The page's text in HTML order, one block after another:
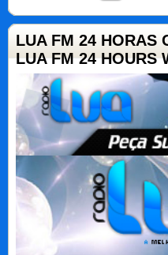
LUA FM 24 HORAS
LUA FM 24 HOURS